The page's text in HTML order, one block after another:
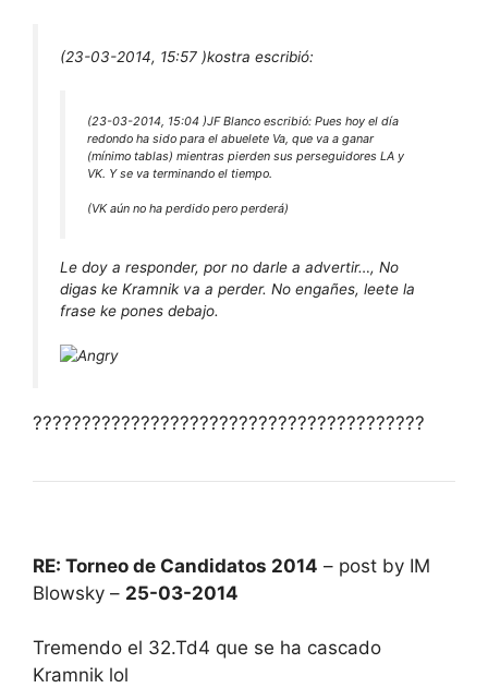
(23-03-2014, 15:57 )kostra escribió:
(23-03-2014, 15:04 )JF Blanco escribió: Pues hoy el día
redondo ha sido para el abuelete Va, que va a ganar
(mínimo tablas) mientras pierden sus perseguidores LA y
VK. Y se va terminando el tiempo.
(VK aún no ha perdido pero perderá)
Le doy a responder, por no darle a advertir…, No
digas ke Kramnik va a perder. No engañes, leete la
frase ke pones debajo.
????????????????????????????????????????
RE: Torneo de Candidatos 2014 – post by IM
Blowsky – 25-03-2014
Tremendo el 32.Td4 que se ha cascado
Kramnik lol